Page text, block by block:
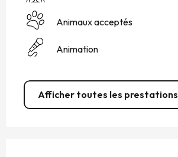
Animaux acceptés
Animation
Afficher toutes les prestations